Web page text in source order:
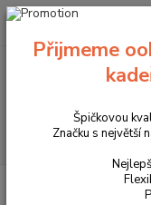
VŠECHNY
Přijmeme
Špičkovou
Značku s největší